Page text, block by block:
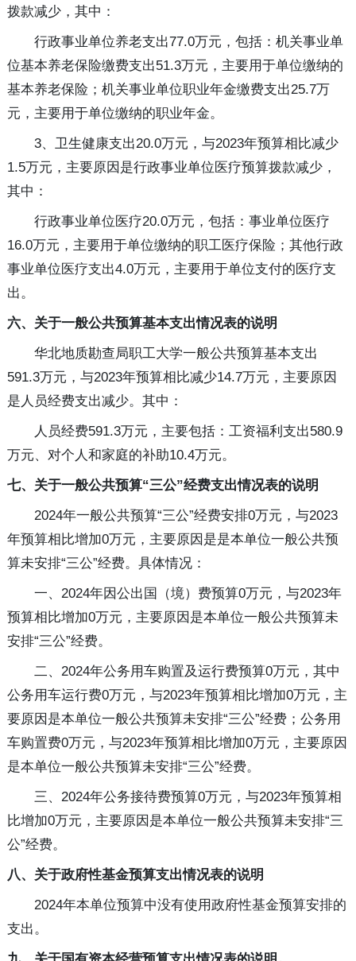
拨款减少，其中：
行政事业单位养老支出77.0万元，包括：机关事业单
位基本养老保险缴费支出51.3万元，主要用于单位缴纳的
基本养老保险；机关事业单位职业年金缴费支出25.7万
元，主要用于单位缴纳的职业年金。
3、卫生健康支出20.0万元，与2023年预算相比减少
1.5万元，主要原因是行政事业单位医疗预算拨款减少，
其中：
行政事业单位医疗20.0万元，包括：事业单位医疗
16.0万元，主要用于单位缴纳的职工医疗保险；其他行政
事业单位医疗支出4.0万元，主要用于单位支付的医疗支
出。
六、关于一般公共预算基本支出情况表的说明
华北地质勘查局职工大学一般公共预算基本支出
591.3万元，与2023年预算相比减少14.7万元，主要原因
是人员经费支出减少。其中：
人员经费591.3万元，主要包括：工资福利支出580.9
万元、对个人和家庭的补助10.4万元。
七、关于一般公共预算“三公”经费支出情况表的说明
2024年一般公共预算“三公”经费安排0万元，与2023
年预算相比增加0万元，主要原因是是本单位一般公共预
算未安排“三公”经费。具体情况：
一、2024年因公出国（境）费预算0万元，与2023年
预算相比增加0万元，主要原因是本单位一般公共预算未
安排“三公”经费。
二、2024年公务用车购置及运行费预算0万元，其中
公务用车运行费0万元，与2023年预算相比增加0万元，主
要原因是本单位一般公共预算未安排“三公”经费；公务用
车购置费0万元，与2023年预算相比增加0万元，主要原因
是本单位一般公共预算未安排“三公”经费。
三、2024年公务接待费预算0万元，与2023年预算相
比增加0万元，主要原因是本单位一般公共预算未安排“三
公”经费。
八、关于政府性基金预算支出情况表的说明
2024年本单位预算中没有使用政府性基金预算安排的
支出。